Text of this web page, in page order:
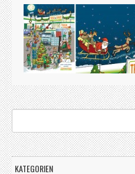
KATEGORIEN